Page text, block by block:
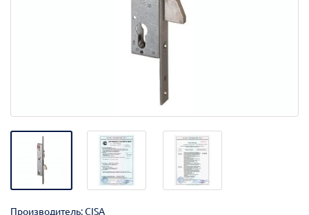
Производитель:CISA